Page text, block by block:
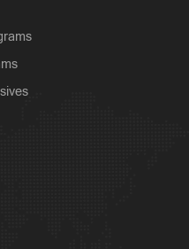
മോഹൻദാസ്